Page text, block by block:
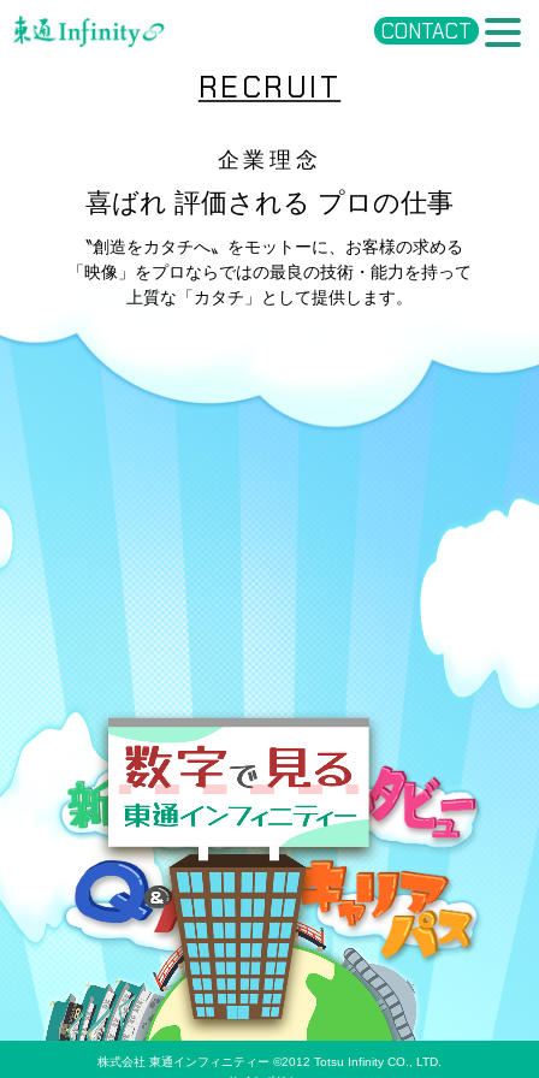
CONTACT
RECRUIT
企業理念
喜ばれ 評価される プロの仕事
〝創造をカタチへ〟をモットーに、お客様の求める
「映像」をプロならではの最良の技術・能力を持って
上質な「カタチ」として提供します。
株式会社 東通インフィニティー ©2012 Totsu Infinity CO., LTD.